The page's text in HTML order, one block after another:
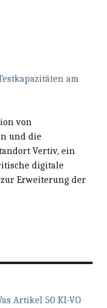
am
von
und die
Vertiv, ein
digitale
Erweiterung der
Artikel 50 KI-VO